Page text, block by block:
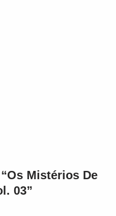
Mistérios De
03”